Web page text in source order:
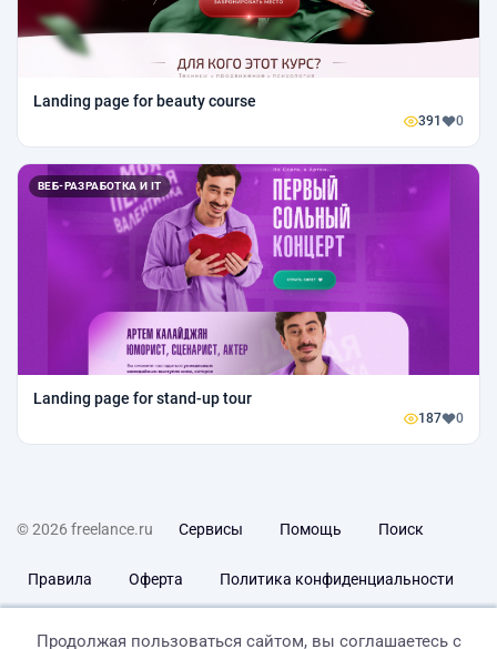
Landing page for beauty course
391 0
ВЕБ-РАЗРАБОТКА И IT
Landing page for stand-up tour
187 0
© 2026 freelance.ru Сервисы Помощь Поиск
Правила Оферта Политика конфиденциальности
Продолжая пользоваться сайтом, вы соглашаетесь с